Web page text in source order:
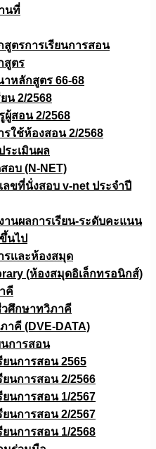
นที่
ตรการเรียนการสอน
สูตร
หลักสูตร 66-68
ยน 2/2568
ผู้สอน 2/2568
รใช้ห้องสอน 2/2568
ระเมินผล
อบ (N-NET)
ลขที่นั่งสอบ v-net ประจำปี
านผลการเรียน-ระดับคะแนน
นไป
เเละห้องสมุด
(ห้องสมุดอิเล็กทรอนิกส์)
คี
ศึกษาทวิภาคี
าคี (DVE-DATA)
นการสอน
ยนการสอน 2565
ยนการสอน 2/2566
ยนการสอน 1/2567
ยนการสอน 2/2567
ยนการสอน 1/2568